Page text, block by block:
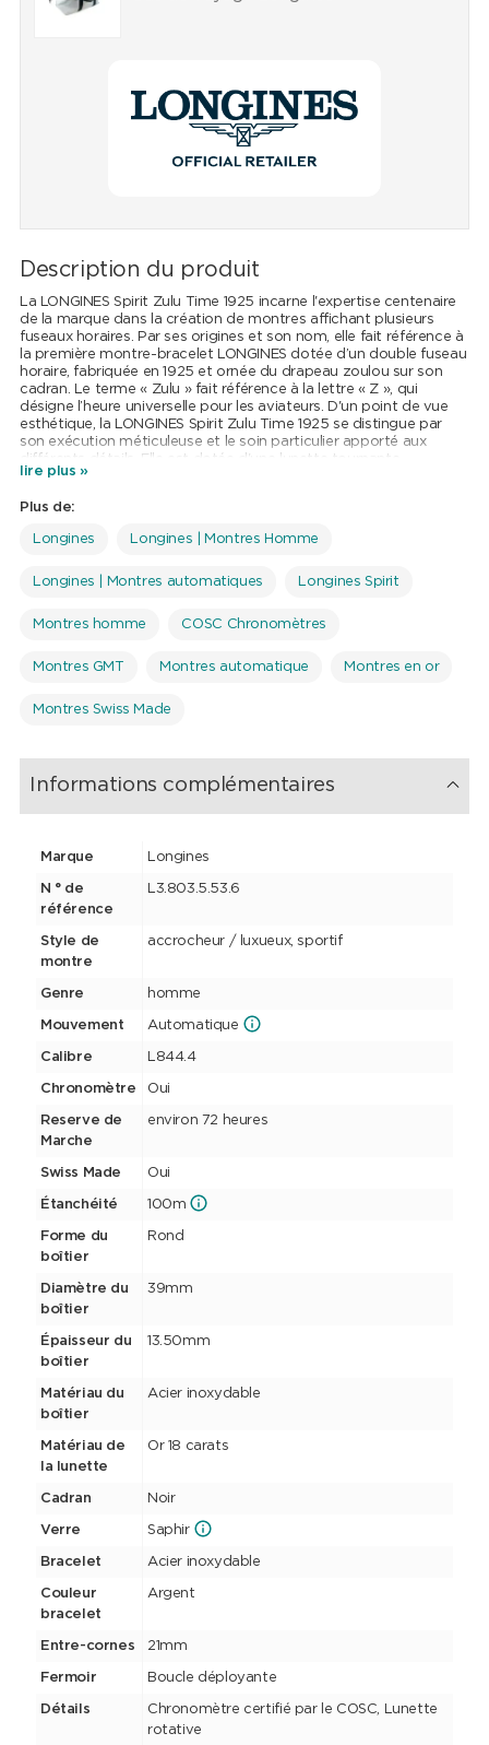
Description du produit
La LONGINES Spirit Zulu Time 1925 incarne l'expertise centenaire
de la marque dans la création de montres affichant plusieurs
fuseaux horaires. Par ses origines et son nom, elle fait référence à
la première montre-bracelet LONGINES dotée d’un double fuseau
horaire, fabriquée en 1925 et ornée du drapeau zoulou sur son
cadran. Le terme « Zulu » fait référence à la lettre « Z », qui
désigne l’heure universelle pour les aviateurs. D'un point de vue
esthétique, la LONGINES Spirit Zulu Time 1925 se distingue par
son exécution méticuleuse et le soin particulier apporté aux
bidirectionnelle en acier avec insert en or rose 18 carats 200
exclusif, équipé d'un spiral en silicium, résistant aux champs
magnétiques et certifié chronomètre par le COSC.
lire plus »
Plus de:
Longines Longines | Montres Homme
Longines | Montres automatiques Longines Spirit
Montres homme COSC Chronomètres
Montres GMT Montres automatique Montres en or
Montres Swiss Made
Informations complémentaires
Marque Longines
N ° de
référence
L3.803.5.53.6
Style de
montre
accrocheur / luxueux, sportif
Genre homme
Mouvement Automatique
Calibre L844.4
Chronomètre Oui
Reserve de
Marche
environ 72 heures
Swiss Made Oui
Étanchéité 100m
Forme du
boîtier
Rond
Diamètre du
boîtier
39mm
Épaisseur du
boîtier
13.50mm
Matériau du
boîtier
Acier inoxydable
Matériau de
la lunette
Or 18 carats
Cadran Noir
Verre Saphir
Bracelet Acier inoxydable
Couleur
bracelet
Argent
Entre-cornes 21mm
Fermoir Boucle déployante
Détails
Chronomètre certifié par le COSC, Lunette
rotative